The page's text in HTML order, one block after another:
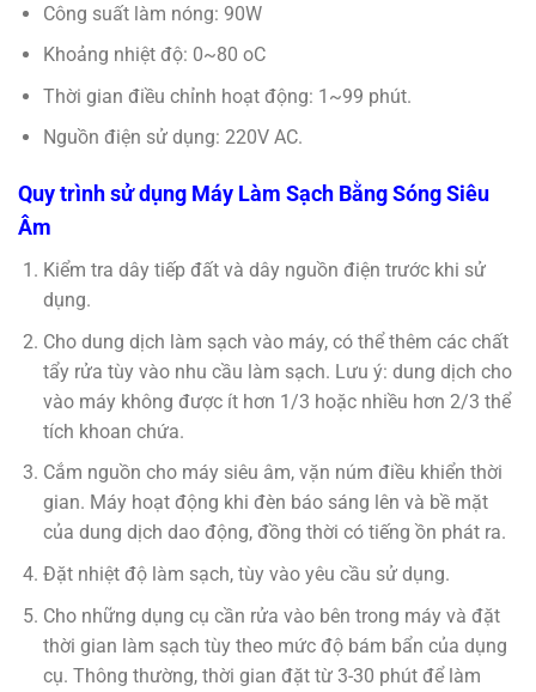
Công suất làm nóng: 90W
Khoảng nhiệt độ: 0~80 oC
Thời gian điều chỉnh hoạt động: 1~99 phút.
Nguồn điện sử dụng: 220V AC.
Quy trình sử dụng Máy Làm Sạch Bằng Sóng Siêu
Âm
Kiểm tra dây tiếp đất và dây nguồn điện trước khi sử
dụng.
Cho dung dịch làm sạch vào máy, có thể thêm các chất
tẩy rửa tùy vào nhu cầu làm sạch. Lưu ý: dung dịch cho
vào máy không được ít hơn 1/3 hoặc nhiều hơn 2/3 thể
tích khoan chứa.
Cắm nguồn cho máy siêu âm, vặn núm điều khiển thời
gian. Máy hoạt động khi đèn báo sáng lên và bề mặt
của dung dịch dao động, đồng thời có tiếng ồn phát ra.
Đặt nhiệt độ làm sạch, tùy vào yêu cầu sử dụng.
Cho những dụng cụ cần rửa vào bên trong máy và đặt
thời gian làm sạch tùy theo mức độ bám bẩn của dụng
cụ. Thông thường, thời gian đặt từ 3-30 phút để làm